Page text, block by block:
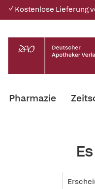
✓ Kostenlose Lieferung
Pharmazie